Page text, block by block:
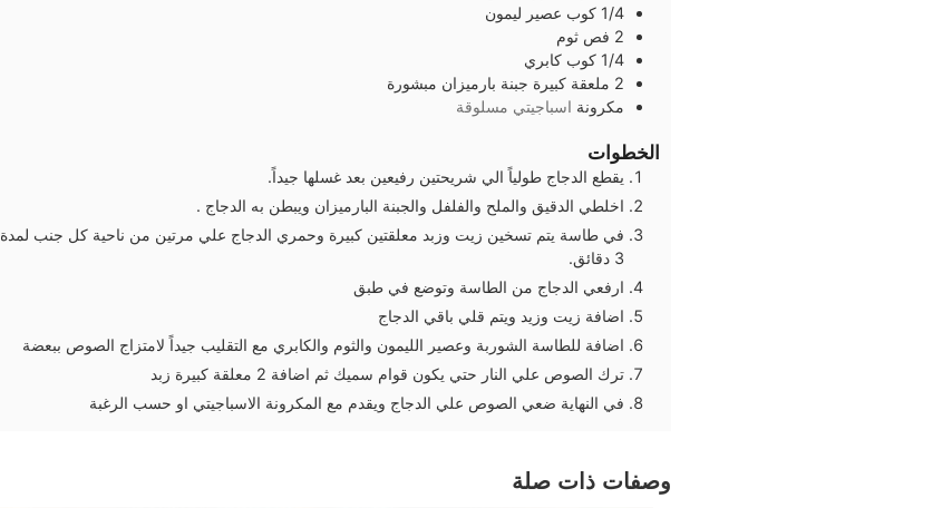
1/4 كوب عصير ليمون
2 فص ثوم
1/4 كوب كابري
2 ملعقة كبيرة جبنة بارميزان مبشورة
مكرونة اسباجيتي مسلوقة
الخطوات
يقطع الدجاج طولياً الي شريحتين رفيعين بعد غسلها جيداً.
اخلطي الدقيق والملح والفلفل والجبنة البارميزان ويبطن به الدجاج .
في طاسة يتم تسخين زيت وزبد معلقتين كبيرة وحمري الدجاج علي مرتين من ناحية كل جنب لمدة
3 دقائق.
ارفعي الدجاج من الطاسة وتوضع في طبق
اضافة زيت وزيد ويتم قلي باقي الدجاج
اضافة للطاسة الشوربة وعصير الليمون والثوم والكابري مع التقليب جيداً لامتزاج الصوص ببعضة
ترك الصوص علي النار حتي يكون قوام سميك ثم اضافة 2 معلقة كبيرة زبد
في النهاية ضعي الصوص علي الدجاج ويقدم مع المكرونة الاسباجيتي او حسب الرغبة
وصفات ذات صلة